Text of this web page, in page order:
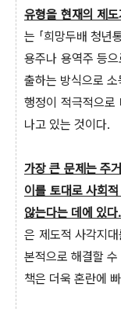
유형을 현재의 제
는 「희망두배 청년
용주나 용역주 등
출하는 방식으로
행정이 적극적으
나고 있는 것이다.
가장 큰 문제는 주
이를 토대로 사회
않는다는 데에 있다.
은 제도적 사각지
본적으로 해결할
책은 더욱 혼란에